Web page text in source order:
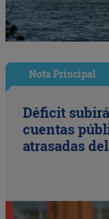
Nota Principal
Déficit
cuentas
atrasadas